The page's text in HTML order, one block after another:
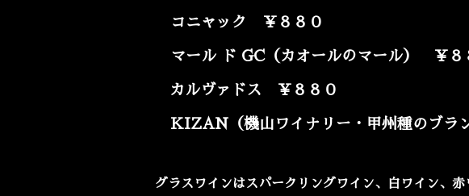
コニャック ￥８８０
マール ド GC（カオールのマール） ￥８
カルヴァドス ￥８８０
KIZAN（機山ワイナリー・甲州種のブラ
グラスワインはスパークリングワイン、白ワイン、